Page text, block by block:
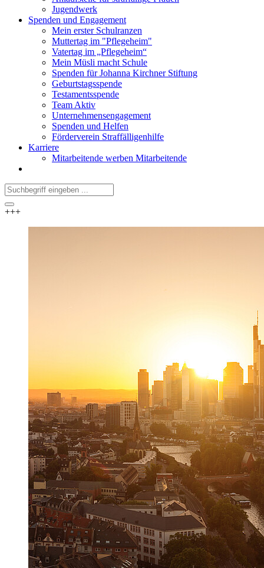
Jugendwerk
Spenden und Engagement
Mein erster Schulranzen
Muttertag im "Pflegeheim"
Vatertag im „Pflegeheim“
Mein Müsli macht Schule
Spenden für Johanna Kirchner Stiftung
Geburtstagsspende
Testamentsspende
Team Aktiv
Unternehmensengagement
Spenden und Helfen
Förderverein Straffälligenhilfe
Karriere
Mitarbeitende werben Mitarbeitende
+++